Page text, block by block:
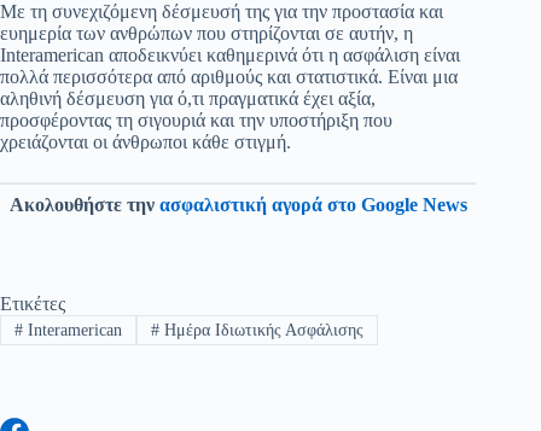
Με τη συνεχιζόμενη δέσμευσή της για την προστασία και
ευημερία των ανθρώπων που στηρίζονται σε αυτήν, η
Interamerican αποδεικνύει καθημερινά ότι η ασφάλιση είναι
πολλά περισσότερα από αριθμούς και στατιστικά. Είναι μια
αληθινή δέσμευση για ό,τι πραγματικά έχει αξία,
προσφέροντας τη σιγουριά και την υποστήριξη που
χρειάζονται οι άνθρωποι κάθε στιγμή.
Ακολουθήστε την ασφαλιστική αγορά στο Google News
Ετικέτες
#Interamerican #Ημέρα Ιδιωτικής Ασφάλισης